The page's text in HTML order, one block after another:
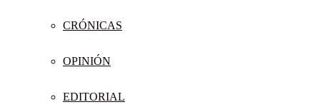
CRÓNICAS
OPINIÓN
EDITORIAL